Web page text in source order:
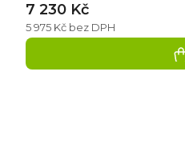
5 975 Kč bez DPH
7 230 Kč